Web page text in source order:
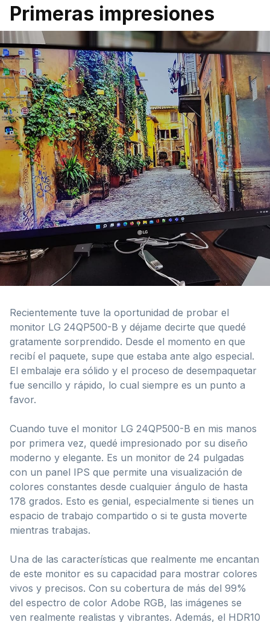
Primeras impresiones
Recientemente tuve la oportunidad de probar el
monitor LG 24QP500-B y déjame decirte que quedé
gratamente sorprendido. Desde el momento en que
recibí el paquete, supe que estaba ante algo especial.
El embalaje era sólido y el proceso de desempaquetar
fue sencillo y rápido, lo cual siempre es un punto a
favor.
Cuando tuve el monitor LG 24QP500-B en mis manos
por primera vez, quedé impresionado por su diseño
moderno y elegante. Es un monitor de 24 pulgadas
con un panel IPS que permite una visualización de
colores constantes desde cualquier ángulo de hasta
178 grados. Esto es genial, especialmente si tienes un
espacio de trabajo compartido o si te gusta moverte
mientras trabajas.
Una de las características que realmente me encantan
de este monitor es su capacidad para mostrar colores
vivos y precisos. Con su cobertura de más del 99%
del espectro de color Adobe RGB, las imágenes se
ven realmente realistas y vibrantes. Además, el HDR10